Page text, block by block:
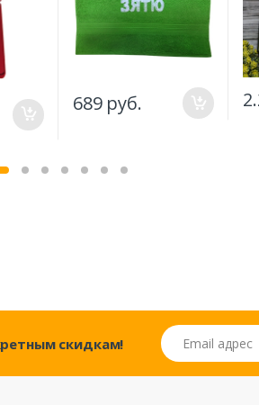
689 руб.
скидкам!
Email адрес